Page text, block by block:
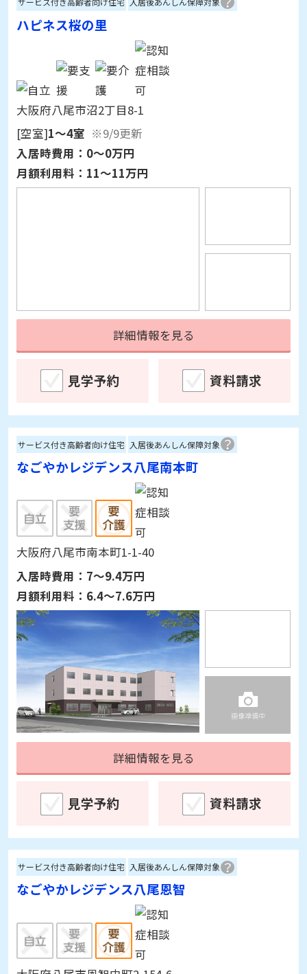
大阪府八尾市沼2丁目8-1
[空室]1～4室
※9/9更新
入居時費用：0～0万円
月額利用料： 11～11万円
見学予約
なごやかレジデンス八尾南本町
大阪府八尾市南本町1-1-40
入居時費用：7～9.4万円
月額利用料：6.4～7.6万円
詳細情報を見る
見学予約
なごやかレジデンス八尾恩智
大阪府八尾市恩智中町2-154-6
入居時費用：8.4～12.6万円